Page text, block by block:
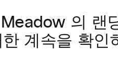
의 랜
계속을 확인